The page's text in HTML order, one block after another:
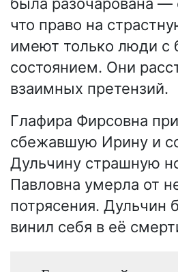
была разочарована —
что право на
имеют только люди с
состоянием. Они
взаимных претензий.
Глафира Фирсовна
сбежавшую Ирину и
Дульчину страшную
Павловна умерла от
потрясения. Дульчин
винил себя в её